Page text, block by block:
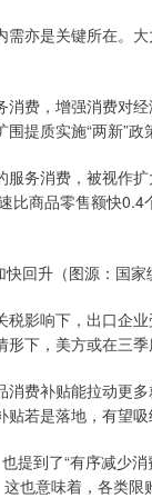
亦是关键所在。
费，增强消费对
提质实施“两新”政
务消费，被视作
比商品零售额快
回升（图源：国家
影响下，出口企
下，美方或在三季
费补贴能拉动更
若是落地，有望吸
提到了“有序减少
也意味着，各类限